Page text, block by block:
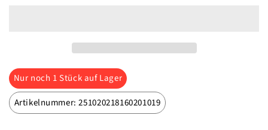
Nur noch 1Stück auf Lager
Artikelnummer: 251020218160201019